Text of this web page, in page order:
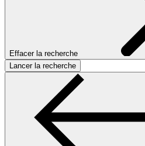
Effacer la recherche
Lancer la recherche